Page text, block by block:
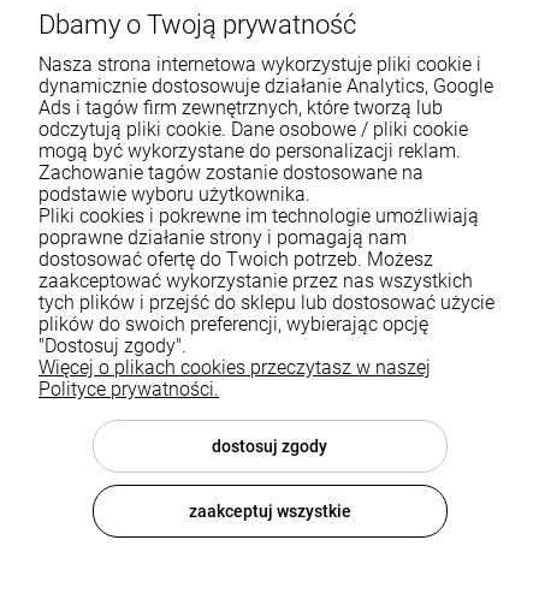
Pomoc
Moje konto
Płatności i dostawa
Informacje
Dbamy o Twoją prywatność
Nasza strona internetowa wykorzystuje pliki cookie i
dynamicznie dostosowuje działanie Analytics, Google
Ads i tagów firm zewnętrznych, które tworzą lub
odczytują pliki cookie. Dane osobowe / pliki cookie
mogą być wykorzystane do personalizacji reklam.
Zachowanie tagów zostanie dostosowane na
podstawie wyboru użytkownika.
Pliki cookies i pokrewne im technologie umożliwiają
poprawne działanie strony i pomagają nam
dostosować ofertę do Twoich potrzeb. Możesz
zaakceptować wykorzystanie przez nas wszystkich
tych plików i przejść do sklepu lub dostosować użycie
plików do swoich preferencji, wybierając opcję
"Dostosuj zgody".
Więcej o plikach cookies przeczytasz w naszej
Polityce prywatności.
dostosuj zgody
zaakceptuj wszystkie